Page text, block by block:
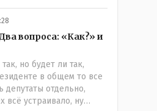
хотя навряд ли,
вернуть
и весям...."
этой же статьи :-
новое место для
брода,
Кустанай,
Николаевским...." Так
историческое название,
вопроса: «Как?» и
но будет ли так,
в общем то все
отдельно,
всё устраивало, ну